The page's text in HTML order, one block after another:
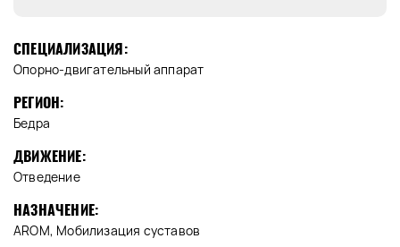
СПЕЦИАЛИЗАЦИЯ:
Опорно-двигательный аппарат
РЕГИОН:
Бедра
ДВИЖЕНИЕ:
Отведение
НАЗНАЧЕНИЕ:
AROM, Мобилизация суставов